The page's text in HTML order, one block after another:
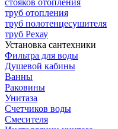
стояков отопления
труб отопления
труб полотенцесушителя
труб Рехау
Установка сантехники
Фильтра для воды
Душевой кабины
Ванны
Раковины
Унитаза
Счетчиков воды
Смесителя